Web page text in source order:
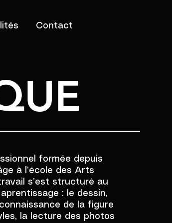
Contact
formée depuis
à l’école des Arts
s’est structuré au
: le dessin,
de la figure
la lecture des photos